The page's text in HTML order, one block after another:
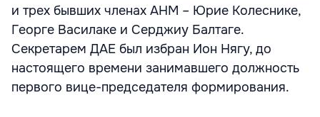
и трех бывших членах АНМ – Юрие Колеснике,
Георге Василаке и Серджиу Балтаге.
Секретарем ДАЕ был избран Ион Нягу, до
настоящего времени занимавшего должность
первого вице-председателя формирования.